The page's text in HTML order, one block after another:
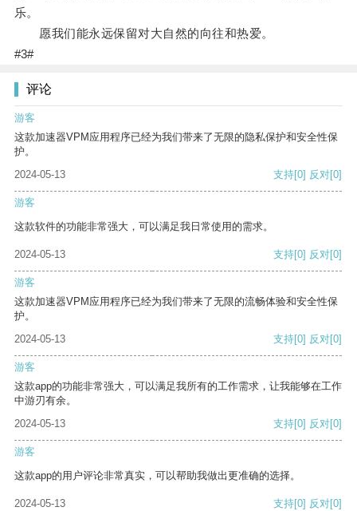
乐。
愿我们能永远保留对大自然的向往和热爱。
#3#
评论
游客
这款加速器VPM应用程序已经为我们带来了无限的隐私保护和安全性保
护。
2024-05-13
支持[0] 反对[0]
游客
这款软件的功能非常强大，可以满足我日常使用的需求。
2024-05-13 支持[0] 反对[0]
游客
这款加速器VPM应用程序已经为我们带来了无限的流畅体验和安全性保
护。
2024-05-13
支持[0] 反对[0]
游客
这款app的功能非常强大，可以满足我所有的工作需求，让我能够在工作
中游刃有余。
2024-05-13
支持[0] 反对[0]
游客
这款app的用户评论非常真实，可以帮助我做出更准确的选择。
2024-05-13 支持[0] 反对[0]